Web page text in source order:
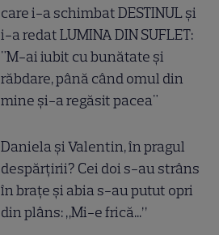
care i-a schimbat DESTINUL și
i-a redat LUMINA DIN SUFLET:
"M-ai iubit cu bunătate și
răbdare, până când omul din
mine și-a regăsit pacea"
Daniela și Valentin, în pragul
despărțirii? Cei doi s-au strâns
în brațe și abia s-au putut opri
din plâns: „Mi-e frică...”